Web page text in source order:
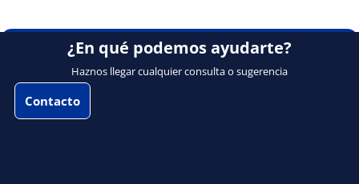
¿En qué podemos ayudarte?
Haznos llegar cualquier consulta o sugerencia
Contacto